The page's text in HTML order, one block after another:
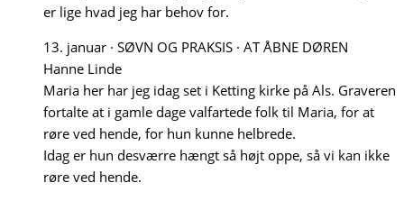
er lige hvad jeg har behov for.
13. januar · SØVN OG PRAKSIS · AT ÅBNE DØREN
Hanne Linde
Maria her har jeg idag set i Ketting kirke på Als. Graveren
fortalte at i gamle dage valfartede folk til Maria, for at
røre ved hende, for hun kunne helbrede.
Idag er hun desværre hængt så højt oppe, så vi kan ikke
røre ved hende.